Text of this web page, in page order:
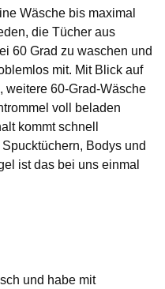
Wäsche bis maximal
die Tücher aus
60 Grad zu waschen und
mit. Mit Blick auf
weitere 60-Grad-Wäsche
voll beladen
kommt schnell
Bodys und
ist das bei uns einmal
und habe mit